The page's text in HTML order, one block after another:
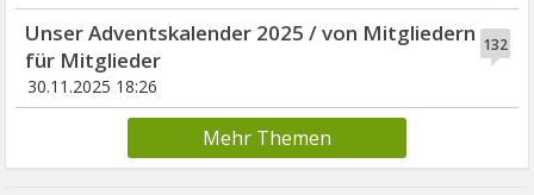
132
Unser Adventskalender 2025 / von Mitgliedern
für Mitglieder
30.11.2025 18:26
Mehr Themen